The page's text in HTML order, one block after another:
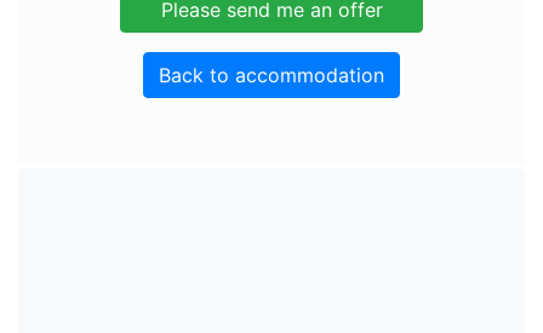
Back to accommodation